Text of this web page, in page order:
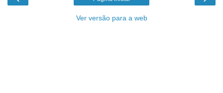
Ver versão para a web